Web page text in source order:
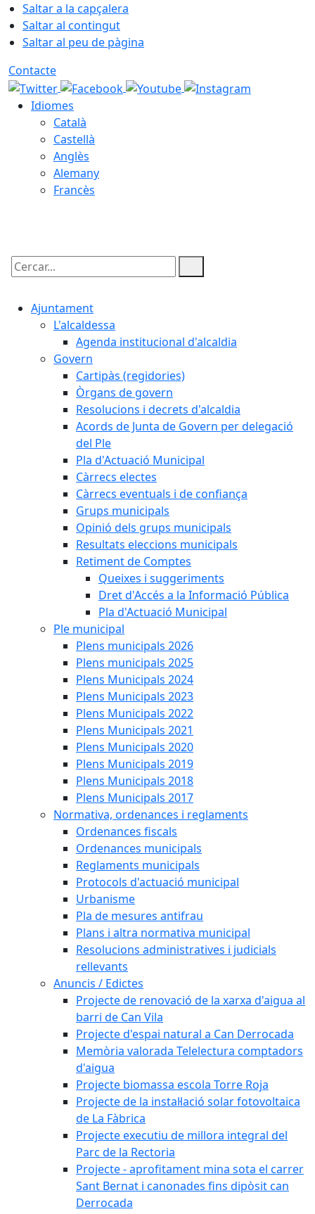
Saltar a la capçalera
Saltar al contingut
Saltar al peu de pàgina
Contacte
Idiomes
Català
Castellà
Anglès
Alemany
Francès
Cercar:
Ajuntament
L'alcaldessa
Agenda institucional d'alcaldia
Govern
Cartipàs (regidories)
Òrgans de govern
Resolucions i decrets d'alcaldia
Acords de Junta de Govern per delegació
del Ple
Pla d'Actuació Municipal
Càrrecs electes
Càrrecs eventuals i de confiança
Grups municipals
Opinió dels grups municipals
Resultats eleccions municipals
Retiment de Comptes
Queixes i suggeriments
Dret d'Accés a la Informació Pública
Pla d'Actuació Municipal
Ple municipal
Plens municipals 2026
Plens municipals 2025
Plens Municipals 2024
Plens Municipals 2023
Plens Municipals 2022
Plens Municipals 2021
Plens Municipals 2020
Plens Municipals 2019
Plens Municipals 2018
Plens Municipals 2017
Normativa, ordenances i reglaments
Ordenances fiscals
Ordenances municipals
Reglaments municipals
Protocols d'actuació municipal
Urbanisme
Pla de mesures antifrau
Plans i altra normativa municipal
Resolucions administratives i judicials
rellevants
Anuncis / Edictes
Projecte de renovació de la xarxa d'aigua al
barri de Can Vila
Projecte d'espai natural a Can Derrocada
Memòria valorada Telelectura comptadors
d'aigua
Projecte biomassa escola Torre Roja
Projecte de la instal·lació solar fotovoltaica
de La Fàbrica
Projecte executiu de millora integral del
Parc de la Rectoria
Projecte - aprofitament mina sota el carrer
Sant Bernat i canonades fins dipòsit can
Derrocada